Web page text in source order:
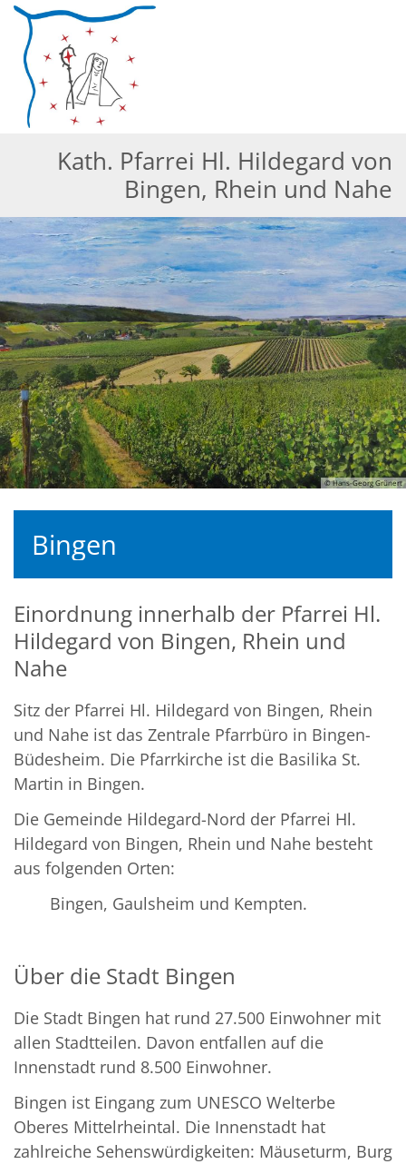
Zum Inhalt springen
Kath. Pfarrei Hl. Hildegard von
Bingen, Rhein und Nahe
© Hans-Georg Grünert
Bingen
Einordnung innerhalb der Pfarrei Hl.
Hildegard von Bingen, Rhein und
Nahe
Sitz der Pfarrei Hl. Hildegard von Bingen, Rhein
und Nahe ist das Zentrale Pfarrbüro in Bingen-
Büdesheim. Die Pfarrkirche ist die Basilika St.
Martin in Bingen.
Die Gemeinde Hildegard-Nord der Pfarrei Hl.
Hildegard von Bingen, Rhein und Nahe besteht
aus folgenden Orten:
Bingen, Gaulsheim und Kempten.
Über die Stadt Bingen
Die Stadt Bingen hat rund 27.500 Einwohner mit
allen Stadtteilen. Davon entfallen auf die
Innenstadt rund 8.500 Einwohner.
Bingen ist Eingang zum UNESCO Welterbe
Oberes Mittelrheintal. Die Innenstadt hat
zahlreiche Sehenswürdigkeiten: Mäuseturm, Burg